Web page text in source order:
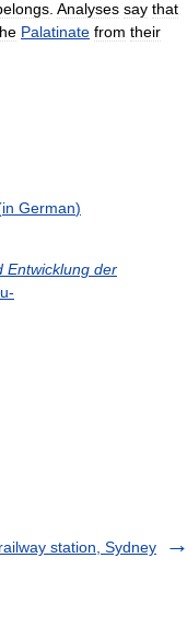
Analyses say that
Palatinate from their
in German)
Entwicklung der
-
station, Sydney